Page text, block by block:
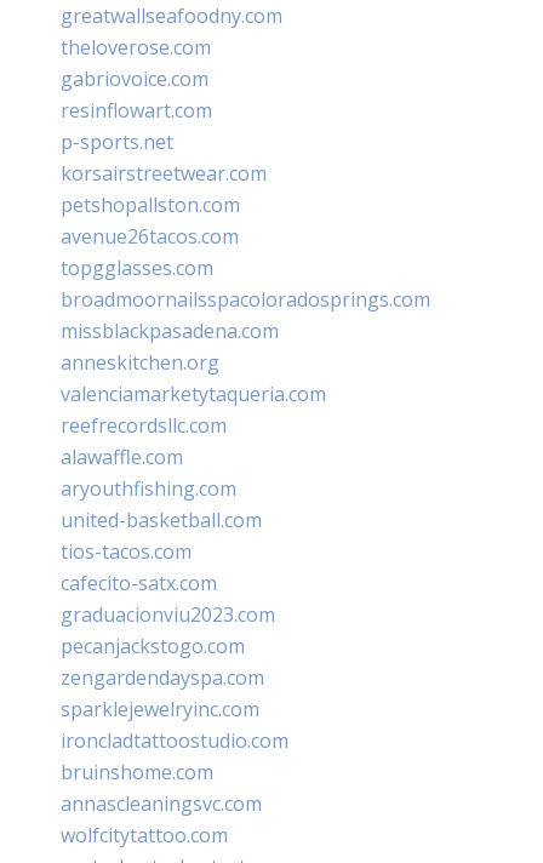
greatwallseafoodny.com
theloverose.com
gabriovoice.com
resinflowart.com
p-sports.net
korsairstreetwear.com
petshopallston.com
avenue26tacos.com
topgglasses.com
broadmoornailsspacoloradosprings.com
missblackpasadena.com
anneskitchen.org
valenciamarketytaqueria.com
reefrecordsllc.com
alawaffle.com
aryouthfishing.com
united-basketball.com
tios-tacos.com
cafecito-satx.com
graduacionviu2023.com
pecanjackstogo.com
zengardendayspa.com
sparklejewelryinc.com
ironcladtattoostudio.com
bruinshome.com
annascleaningsvc.com
wolfcitytattoo.com